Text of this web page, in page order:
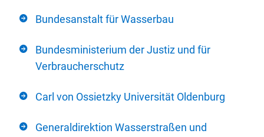
Bundesanstalt für Wasserbau
Bundesministerium der Justiz und für
Verbraucherschutz
Carl von Ossietzky Universität Oldenburg
Generaldirektion Wasserstraßen und